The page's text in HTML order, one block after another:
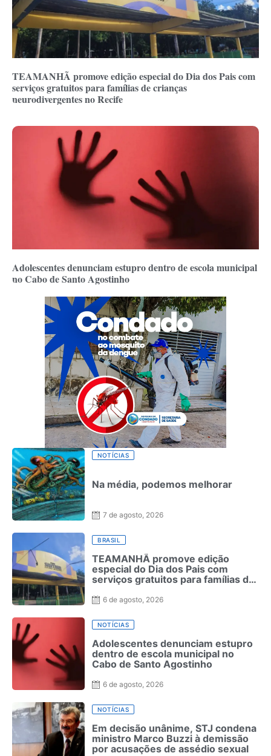
TEAMANHÃ promove edição especial do Dia dos Pais com
serviços gratuitos para famílias de crianças
neurodivergentes no Recife
Adolescentes denunciam estupro dentro de escola municipal
no Cabo de Santo Agostinho
NOTÍCIAS
Na média, podemos melhorar
7 de agosto, 2026
BRASIL
TEAMANHÃ promove edição
especial do Dia dos Pais com
serviços gratuitos para famílias de
Recife
6 de agosto, 2026
NOTÍCIAS
Adolescentes denunciam estupro
dentro de escola municipal no
Cabo de Santo Agostinho
6 de agosto, 2026
NOTÍCIAS
Em decisão unânime, STJ condena
ministro Marco Buzzi à demissão
por acusações de assédio sexual